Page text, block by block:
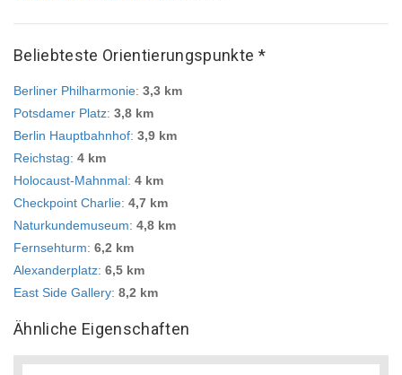
Beliebteste Orientierungspunkte *
Berliner Philharmonie: 3,3 km
Potsdamer Platz: 3,8 km
Berlin Hauptbahnhof: 3,9 km
Reichstag: 4 km
Holocaust-Mahnmal: 4 km
Checkpoint Charlie: 4,7 km
Naturkundemuseum: 4,8 km
Fernsehturm: 6,2 km
Alexanderplatz: 6,5 km
East Side Gallery: 8,2 km
Ähnliche Eigenschaften